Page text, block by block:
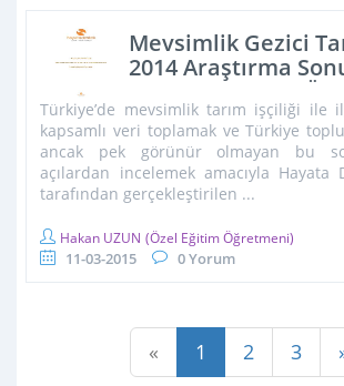
Mevsimlik Gezici
2014 Araştırma
Çocuk Bulguları Ön
Türkiye’de mevsimlik tarım işçiliği ile
kapsamlı veri toplamak ve Türkiye
ancak pek görünür olmayan bu
açılardan incelemek amacıyla Hayata
tarafından gerçekleştirilen ...
Hakan UZUN (Özel Eğitim Öğretmeni)
11-03-2015 0 Yorum
« 1 2 3